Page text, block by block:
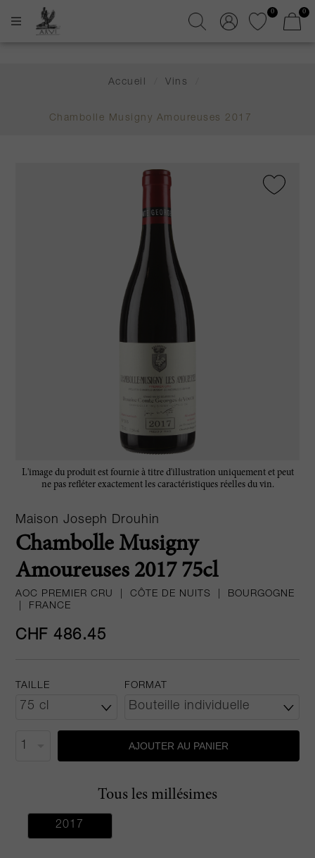
0 0
Accueil Vins
Chambolle Musigny Amoureuses 2017
L'image du produit est fournie à titre d'illustration uniquement et peut
ne pas refléter exactement les caractéristiques réelles du vin.
Maison Joseph Drouhin
Chambolle Musigny
Amoureuses 2017 75cl
AOC PREMIER CRU CÔTE DE NUITS
BOURGOGNE
FRANCE
CHF 486.45
TAILLE FORMAT
AJOUTER AU PANIER
Tous les millésimes
2017